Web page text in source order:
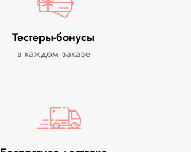
Тестеры-бонусы
в каждом заказе